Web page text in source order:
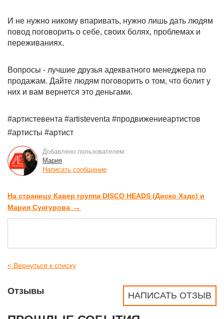
И не нужно никому впаривать, нужно лишь дать людям
повод поговорить о себе, своих болях, проблемах и
переживаниях.
Вопросы - лучшие друзья адекватного менеджера по
продажам. Дайте людям поговорить о том, что болит у
них и вам вернется это деньгами.
#артистевента #artisteventa #продвижениеартистов
#артисты #артист
Добавлено пользователем:
Мария
Написать сообщение
На страницу Кавер группа DISCO HEADS (Диско Хэдс) и
Мария Сунгурова →
< Вернуться к списку
НАПИСАТЬ ОТЗЫВ
Отзывы